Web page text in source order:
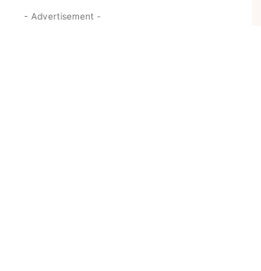
- Advertisement -